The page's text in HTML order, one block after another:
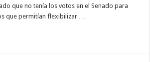
que no tenía los votos en el Senado para
que permitían flexibilizar …